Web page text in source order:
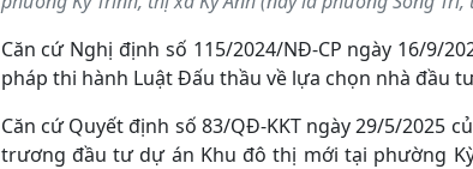
Căn cứ Nghị định số 115/2024/NĐ-CP ngày 16/9/
pháp thi hành Luật Đấu thầu về lựa chọn nhà đầu
Căn cứ Quyết định số 83/QĐ-KKT ngày 29/5/2025
trương đầu tư dự án Khu đô thị mới tại phường